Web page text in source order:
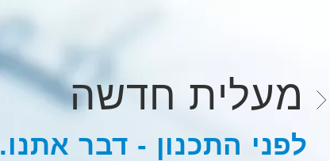
מעלית חדשה
לפני התכנון - דבר אתנו.